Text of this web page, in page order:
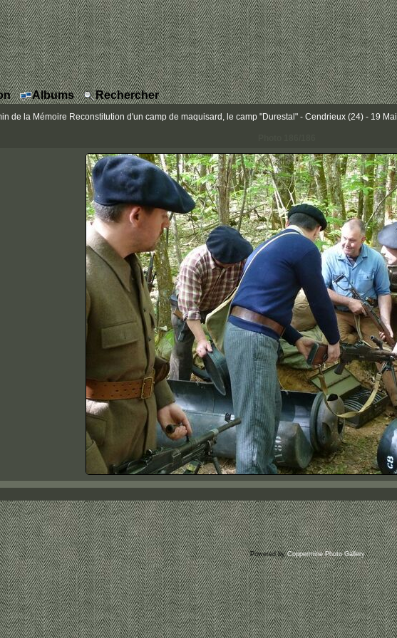
Albums Rechercher
de la Mémoire Reconstitution d'un camp de maquisard, le camp "Durestal" - Cendrieux (24) - 19 Mai
Powered byCoppermine Photo Gallery